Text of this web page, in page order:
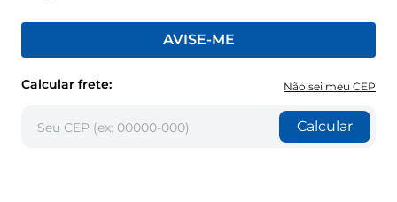
AVISE-ME
Calcular frete: Não sei meu CEP
Calcular